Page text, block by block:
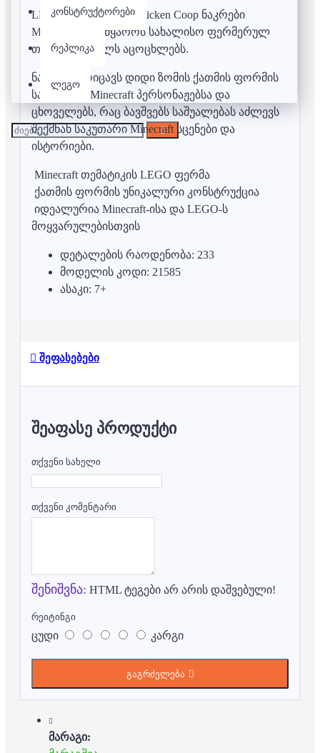
კონსტრუქტორები
რეპლიკა
ლეგო
LEGO Minecraft The Chicken Coop ნაკრები
Minecraft-ის სამყაროს სახალისო ფერმერულ
თავგადასავალს აცოცხლებს.
ნაკრები მოიცავს დიდი ზომის ქათმის ფორმის
სათავსოს, Minecraft პერსონაჟებსა და
ცხოველებს, რაც ბავშვებს საშუალებას აძლევს
შექმნან საკუთარი Minecraft სცენები და
ისტორიები.
Minecraft თემატიკის LEGO ფერმა
ქათმის ფორმის უნიკალური კონსტრუქცია
იდეალურია Minecraft-ისა და LEGO-ს
მოყვარულებისთვის
დეტალების რაოდენობა: 233
მოდელის კოდი: 21585
ასაკი: 7+
შეფასებები
ᲨᲔᲐᲤᲐᲡᲔ ᲞᲠᲝᲓᲣᲥᲢᲘ
თქვენი სახელი
თქვენი კომენტარი
შენიშვნა: HTML ტეგები არ არის დაშვებული!
რეიტინგი
ცუდი კარგი
გაგრძელება
მარაგი: